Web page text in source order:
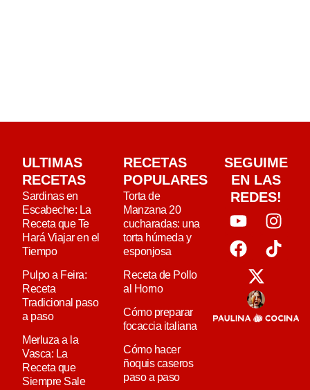
ULTIMAS
RECETAS
Sardinas en
Escabeche: La
Receta que Te
Hará Viajar en el
Tiempo
Pulpo a Feira:
Receta
Tradicional paso
a paso
Merluza a la
Vasca: La
Receta que
Siempre Sale
RECETAS
POPULARES
Torta de
Manzana 20
cucharadas: una
torta húmeda y
esponjosa
Receta de Pollo
al Horno
Cómo preparar
focaccia italiana
Cómo hacer
ñoquis caseros
paso a paso
SEGUIME
EN LAS
REDES!